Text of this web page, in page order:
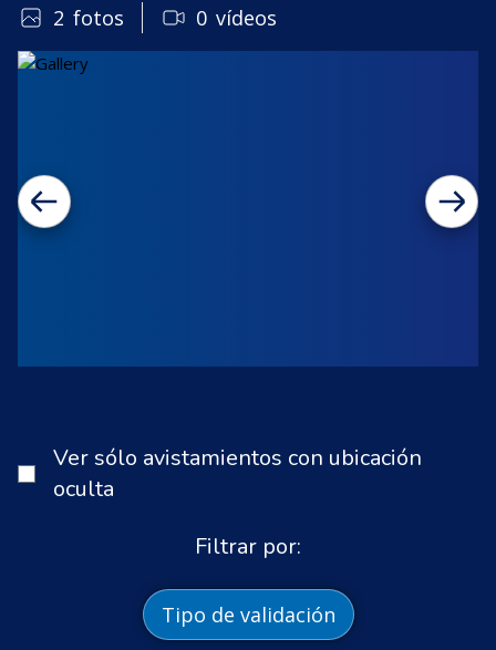
2 fotos 0 vídeos
Ver sólo avistamientos con ubicación
oculta
Filtrar por:
Tipo de validación